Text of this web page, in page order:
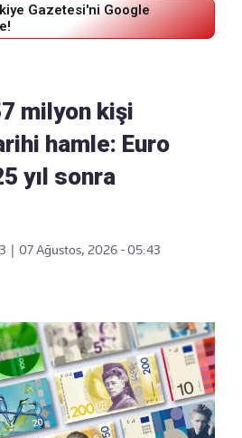
Gazetesi'ni Google
milyon kişi
hamle: Euro
yıl sonra
07 Ağustos, 2026 - 05:43